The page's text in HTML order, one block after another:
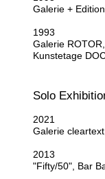
Galerie +
1993
Galerie
Kunstetage
Solo
2021
Galerie
2013
"Fifty/50", Bar